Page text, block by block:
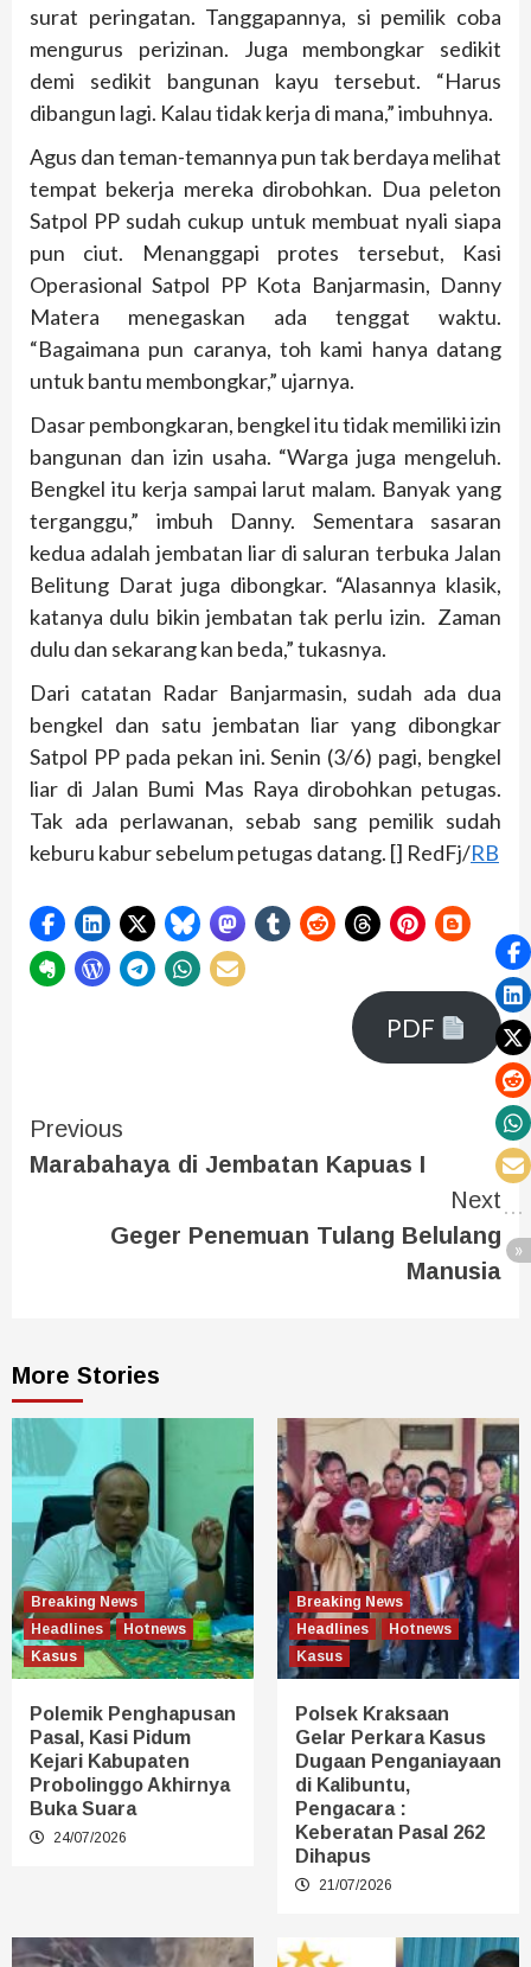
surat peringatan. Tanggapannya, si pemilik coba
mengurus perizinan. Juga membongkar sedikit
demi sedikit bangunan kayu tersebut. “Harus
dibangun lagi. Kalau tidak kerja di mana,” imbuhnya.
Agus dan teman-temannya pun tak berdaya melihat
tempat bekerja mereka dirobohkan. Dua peleton
Satpol PP sudah cukup untuk membuat nyali siapa
pun ciut. Menanggapi protes tersebut, Kasi
Operasional Satpol PP Kota Banjarmasin, Danny
Matera menegaskan ada tenggat waktu.
“Bagaimana pun caranya, toh kami hanya datang
untuk bantu membongkar,” ujarnya.
Dasar pembongkaran, bengkel itu tidak memiliki izin
bangunan dan izin usaha. “Warga juga mengeluh.
Bengkel itu kerja sampai larut malam. Banyak yang
terganggu,” imbuh Danny. Sementara sasaran
kedua adalah jembatan liar di saluran terbuka Jalan
Belitung Darat juga dibongkar. “Alasannya klasik,
katanya dulu bikin jembatan tak perlu izin. Zaman
dulu dan sekarang kan beda,” tukasnya.
Dari catatan Radar Banjarmasin, sudah ada dua
bengkel dan satu jembatan liar yang dibongkar
Satpol PP pada pekan ini. Senin (3/6) pagi, bengkel
liar di Jalan Bumi Mas Raya dirobohkan petugas.
Tak ada perlawanan, sebab sang pemilik sudah
keburu kabur sebelum petugas datang. [] RedFj/RB
PDF
Previous
Marabahaya di Jembatan Kapuas I
Next
Geger Penemuan Tulang Belulang
Manusia
More Stories
Breaking News
Headlines
Hotnews
Kasus
Polemik Penghapusan
Pasal, Kasi Pidum
Kejari Kabupaten
Probolinggo Akhirnya
Buka Suara
24/07/2026
Breaking News
Headlines
Hotnews
Kasus
Polsek Kraksaan
Gelar Perkara Kasus
Dugaan Penganiayaan
di Kalibuntu,
Pengacara :
Keberatan Pasal 262
Dihapus
21/07/2026